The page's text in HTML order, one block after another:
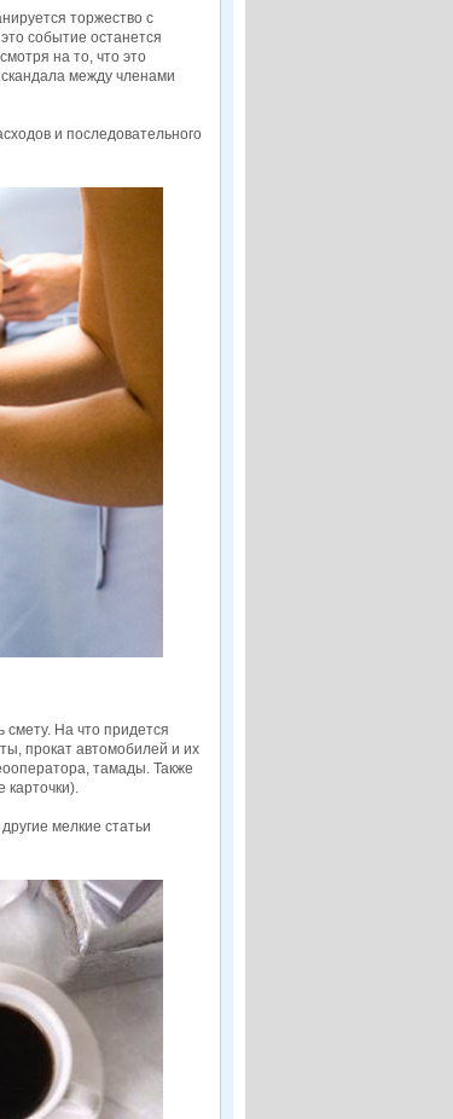
торжество с
событие останется
на то, что это
между членами
и последовательного
смету. На что придется
прокат автомобилей и их
тамады. Также
карточки).
мелкие статьи